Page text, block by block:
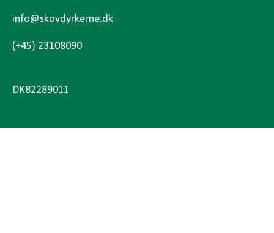
info@skovdyrkerne.dk
(+45) 23108090
DK82289011